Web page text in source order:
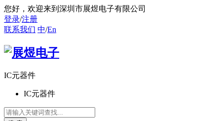
您好 ，欢迎来到深圳市展煜电子有限公司
登录/注册
联系我们 中/En
IC元器件
IC元器件